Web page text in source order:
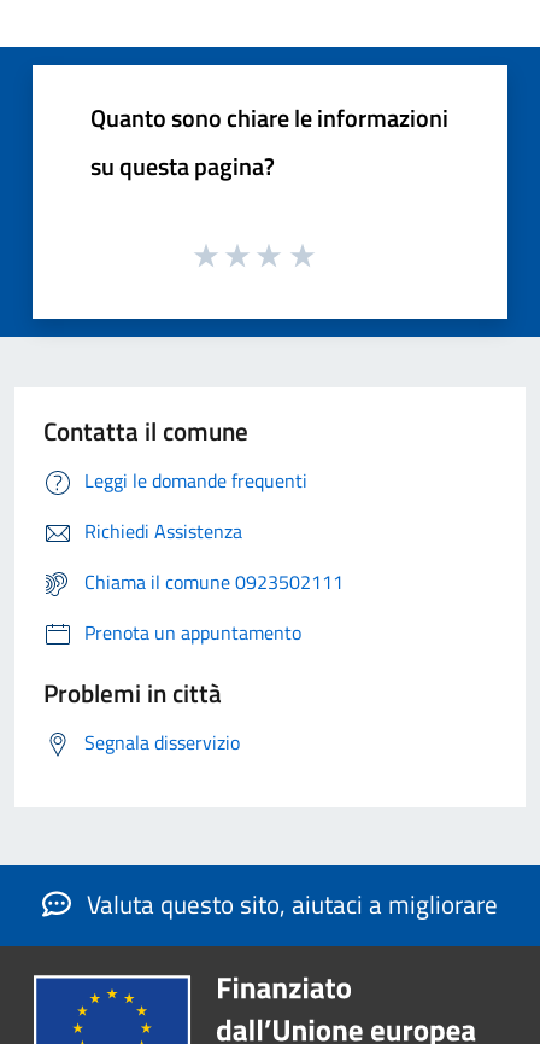
Quanto sono chiare le informazioni
su questa pagina?
Contatta il comune
Leggi le domande frequenti
Richiedi Assistenza
Chiama il comune 0923502111
Prenota un appuntamento
Problemi in città
Segnala disservizio
Valuta questo sito, aiutaci a migliorare